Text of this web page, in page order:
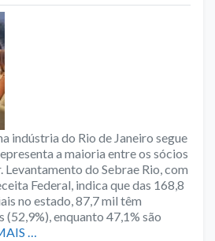
indústria do Rio de Janeiro segue
a maioria entre os sócios
Levantamento do Sebrae Rio, com
Federal, indica que das 168,8
no estado, 87,7 mil têm
(52,9%), enquanto 47,1% são
…